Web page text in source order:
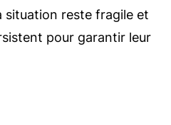
situation reste fragile et
pour garantir leur